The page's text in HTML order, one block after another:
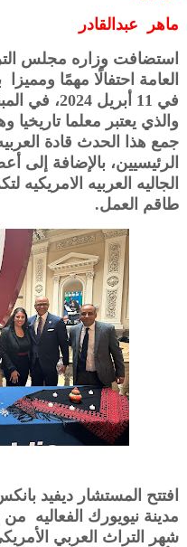
ماهر عبدالقادر
استضافت وزاره مجلس
العامة احتفالًا مهمًا
في 11 أبريل
والذي يعتبر معلما
جمع هذا الحدث قادة
الرئيسيين، بالإضافة إلى
الجاليه العربيه الامريكيه
طاقم العمل.
افتتح المستشار ديفيد
مدينة نيويورك الفعاليه
شهر التراث العربي